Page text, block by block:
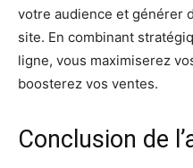
votre audience et générer
site. En combinant
ligne, vous maximiserez
boosterez vos ventes.
Conclusion de